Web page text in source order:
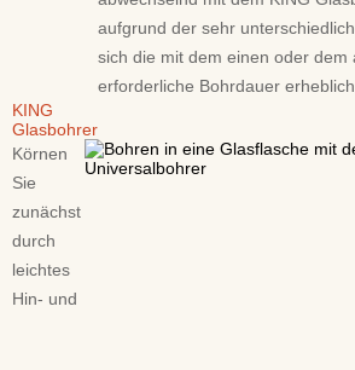
KING
Glasbohrer
aufgrund der sehr
sich die mit dem einen oder dem
erforderliche Bohrdauer
Körnen
Sie
zunächst
durch
leichtes
Hin- und